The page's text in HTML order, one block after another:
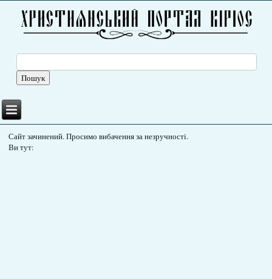
Сайт зачинений. Просимо вибачення за незручності.
Ви тут: